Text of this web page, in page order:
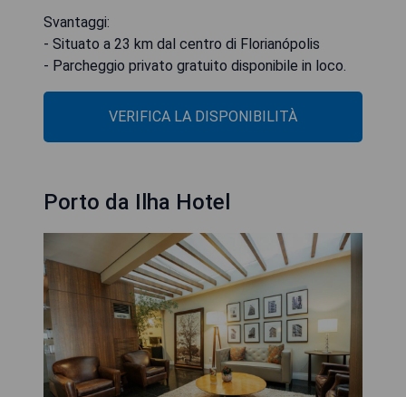
Svantaggi:
- Situato a 23 km dal centro di Florianópolis
- Parcheggio privato gratuito disponibile in loco.
VERIFICA LA DISPONIBILITÀ
Porto da Ilha Hotel